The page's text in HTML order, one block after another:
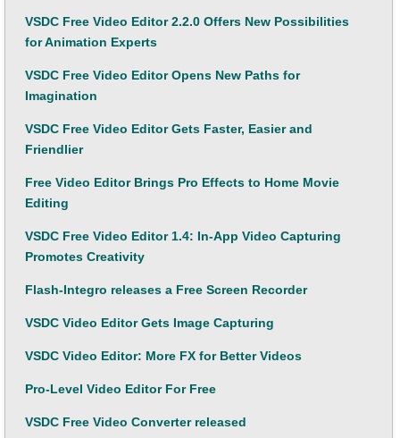
VSDC Free Video Editor 2.2.0 Offers New Possibilities
for Animation Experts
VSDC Free Video Editor Opens New Paths for
Imagination
VSDC Free Video Editor Gets Faster, Easier and
Friendlier
Free Video Editor Brings Pro Effects to Home Movie
Editing
VSDC Free Video Editor 1.4: In-App Video Capturing
Promotes Creativity
Flash-Integro releases a Free Screen Recorder
VSDC Video Editor Gets Image Capturing
VSDC Video Editor: More FX for Better Videos
Pro-Level Video Editor For Free
VSDC Free Video Converter released